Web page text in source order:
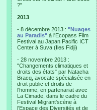
?"
2013
- 8 décembre 2013 : "Nuages
au Paradis" à l'Ecopass Film
Festival au Japan Pacific ICT
Center à Suva (Iles Fidji)
- 28 novembre 2013 :
"Changements climatiques et
droits des états" par Natacha
Bracq, avocate spécialisée en
droit public et droits de
l'homme, en partenariat avec
La Cimade, dans le cadre du
Festival Migrant'scène à
l'Espace des Diversités et de